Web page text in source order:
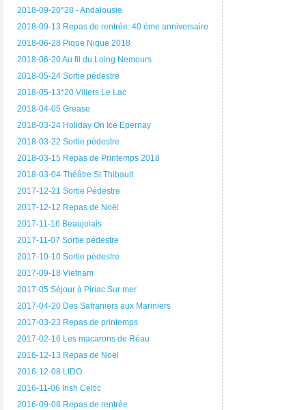
2018-09-20*28 - Andalousie
2018-09-13 Repas de rentrée: 40 éme anniversaire
2018-06-28 Pique Nique 2018
2018-06-20 Au fil du Loing Nemours
2018-05-24 Sortie pédestre
2018-05-13*20 Villers Le Lac
2018-04-05 Grease
2018-03-24 Holiday On Ice Epernay
2018-03-22 Sortie pédestre
2018-03-15 Repas de Printemps 2018
2018-03-04 Théâtre St Thibault
2017-12-21 Sortie Pédestre
2017-12-12 Repas de Noël
2017-11-16 Beaujolais
2017-11-07 Sortie pédestre
2017-10-10 Sortie pédestre
2017-09-18 Vietnam
2017-05 Séjour à Piriac Sur mer
2017-04-20 Des Safraniers aux Mariniers
2017-03-23 Repas de printemps
2017-02-16 Les macarons de Réau
2016-12-13 Repas de Noël
2016-12-08 LIDO
2016-11-06 Irish Celtic
2016-09-08 Repas de rentrée